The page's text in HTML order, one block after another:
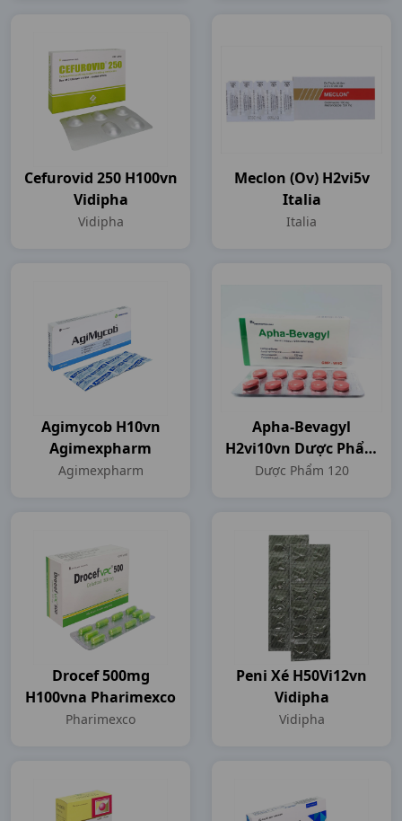
Cefurovid 250 H100vn
Vidipha
Vidipha
Meclon (ov) H2vi5v
Italia
Italia
Agimycob H10vn
Agimexpharm
Agimexpharm
Apha-Bevagyl
H2vi10vn Dược Phẩm
120
Dược Phẩm 120
Drocef 500mg
H100vna Pharimexco
Pharimexco
Peni Xé H50Vi12vn
Vidipha
Vidipha